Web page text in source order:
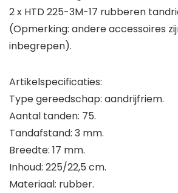
2 x HTD 225-3M-17 rubberen
(Opmerking: andere accessoires
inbegrepen).
Artikelspecificaties:
Type gereedschap: aandrijfriem.
Aantal tanden: 75.
Tandafstand: 3 mm.
Breedte: 17 mm.
Inhoud: 225/22,5 cm.
Materiaal: rubber.